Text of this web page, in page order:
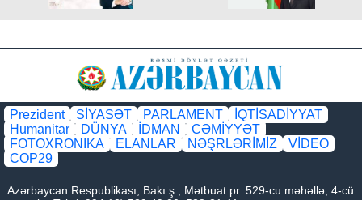
Prezident SİYASƏT PARLAMENT
İQTİSADİYYAT
Humanitar
DÜNYA İDMAN
CƏMİYYƏT
FOTOXRONIKA
ELANLAR NƏŞRLƏRİMİZ
VİDEO
COP29
Azərbaycan Respublikası, Bakı ş., Mətbuat pr. 529-cu məhəllə, 4-cü